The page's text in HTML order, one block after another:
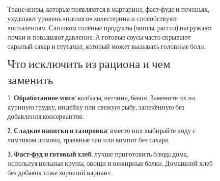
Транс‑жиры, которые появляются в маргарине, фаст‑фуде и печеньях,
ухудшают уровень «плохого» холестерина и способствуют
воспалениям. Слишком солёные продукты (чипсы, рассол) нагружают
почки и повышают давление. А готовые соусы часто скрывают
скрытый сахар и глутамат, который может вызывать головные боли.
Что исключить из рациона и чем
заменить
1. Обработанное мясо: колбасы, ветчина, бекон. Замените их на
куриную грудку, индейку или свежую рыбу, запечённую без
добавления консервантов.
2. Сладкие напитки и газировка: вместо них выбирайте воду с
ломтиком лимона, травяные чаи или компот без сахара.
3. Фаст‑фуд и готовый хлеб: лучше приготовить блюда дома,
используя цельные крупы, овощи и нежирные белки. Домашний хлеб
без добавок тоже хороший вариант.